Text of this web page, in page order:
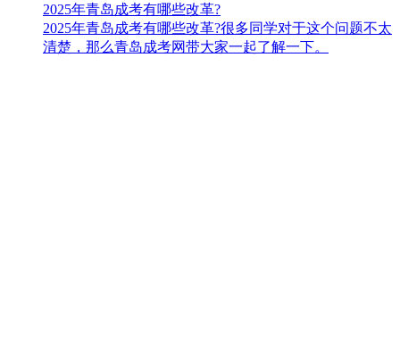
2025年青岛成考有哪些改革?
2025年青岛成考有哪些改革?很多同学对于这个问题不太
清楚，那么青岛成考网带大家一起了解一下。